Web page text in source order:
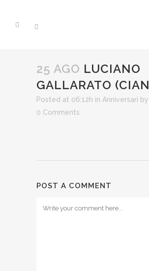
25 AGO LUCIANO
GALLARATO
Posted at 06:12h in Anniversari by
0 Comments
POST A COMMENT